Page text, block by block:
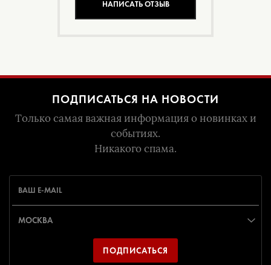
НАПИСАТЬ ОТЗЫВ
ПОДПИСАТЬСЯ НА НОВОСТИ
Только самая важная информация о новинках и
событиях.
Никакого спама.
ПОДПИСАТЬСЯ